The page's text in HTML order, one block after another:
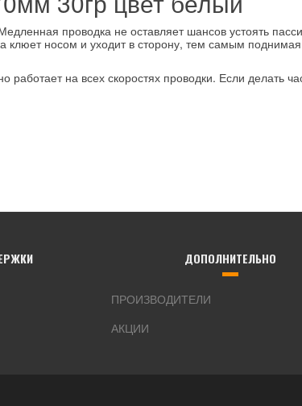
проводка не оставляет шансов устоять
клюет носом и уходит в сторону, тем самым
работает на всех скоростях проводки. Если делать
ДОПОЛНИТЕЛЬНО
ПРОИЗВОДИТЕЛИ
АКЦИИ